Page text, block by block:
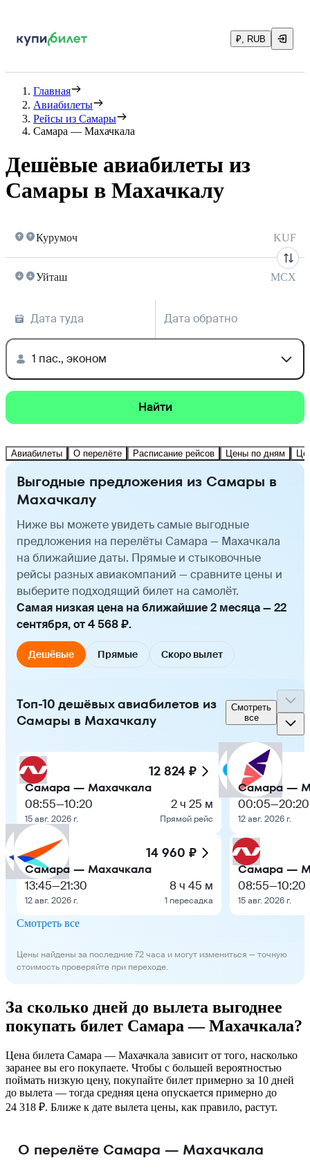
₽, RUB
Главная
Авиабилеты
Рейсы из Самары
Самара — Махачкала
Дешёвые авиабилеты из
Самары в Махачкалу
Курумоч KUF
Уйташ MCX
Дата туда Дата обратно
1 пас., эконом
Найти
Авиабилеты О перелёте Расписание рейсов Цены по дням
Выгодные предложения из Самары в
Махачкалу
Ниже вы можете увидеть самые выгодные
предложения на перелёты Самара — Махачкала
на ближайшие даты. Прямые и стыковочные
рейсы разных авиакомпаний — сравните цены и
выберите подходящий билет на самолёт.
Самая низкая цена на ближайшие 2 месяца — 22
сентября, от 4 568 ₽.
Дешёвые Прямые Скоро вылет
Топ-10 дешёвых авиабилетов из
Самары в Махачкалу
Смотреть
все
12 824 ₽
Самара — Махачкала
08:55—10:20
15 авг. 2026 г.
2 ч 25 м
Прямой рейс
14 960 ₽
Самара — Махачкала
13:45—21:30
12 авг. 2026 г.
8 ч 45 м
1 пересадка
Самара —
00:05—20:20
12 авг. 2026 г.
Самара —
08:55—10:20
15 авг. 2026 г.
Смотреть все
Цены найдены за последние 72 часа и могут измениться — точную
стоимость проверяйте при переходе.
За сколько дней до вылета выгоднее
покупать билет Самара — Махачкала?
Цена билета Самара — Махачкала зависит от того, насколько
заранее вы его покупаете. Чтобы с большей вероятностью
поймать низкую цену, покупайте билет примерно за 10 дней
до вылета — тогда средняя цена опускается примерно до
24 318 ₽. Ближе к дате вылета цены, как правило, растут.
О перелёте Самара — Махачкала